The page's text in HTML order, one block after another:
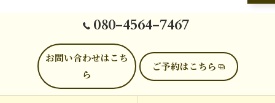
080-4564-7467
お問い合わせはこち
ら
ご予約はこちら